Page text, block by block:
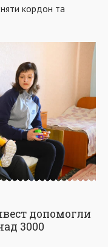
кордон та
допомогли
3000